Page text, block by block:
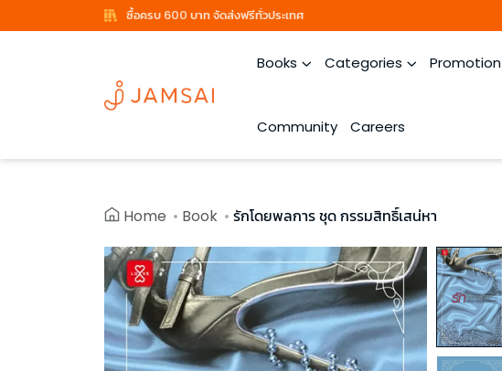
ซื้อครบ 600 บาท จัดส่งฟรีทั่วประเทศ
Books Categories Promotion
Community Careers
Home Book รักโดยพลการ ชุด กรรมสิทธิ์เสน่หา